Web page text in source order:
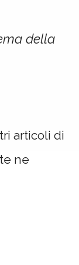
della
articoli di
ne